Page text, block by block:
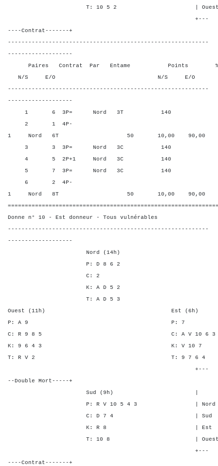
T: 10 5 2 | Ouest - -
+---
----Contrat-------+
-----------------------------------------------------------
-------------------
Paires Contrat Par Entame Points %
N/S E/O N/S E/O N/
-----------------------------------------------------------
-------------------
1 6 3P= Nord 3T 140
2 1 4P-
1 Nord 6T 50 10,00 90,00
3 3 3P= Nord 3C 140
4 5 2P+1 Nord 3C 140
5 7 3P= Nord 3C 140
6 2 4P-
1 Nord 8T 50 10,00 90,00
Donne n° 10 - Est donneur - Tous vulnérables
-----------------------------------------------------------
-------------------
Nord (14h)
P: D 8 6 2
C: 2
K: A D 5 2
T: A D 5 3
Ouest (11h) Est (6h)
P: A 9 P:
C: R 9 8 5 C: A V 10
K: 9 6 4 3 K: V
T: R V 2 T: 9 7
+---
--Double Mort-----+
Sud (9h) | SA P C
P: R V 10 5 4 3 | Nord 1
C: D 7 4 | Sud 1 5
K: R 8 | Est - -
T: 10 8 | Ouest - -
+---
----Contrat-------+